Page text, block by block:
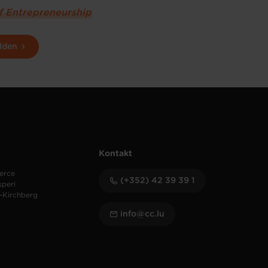
Entrepreneurship
Kirchberg
Kontakt
(+352) 42 39 39 1
info@cc.lu